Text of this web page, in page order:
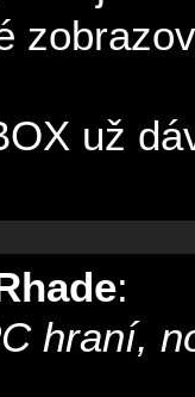
už
:
hraní,